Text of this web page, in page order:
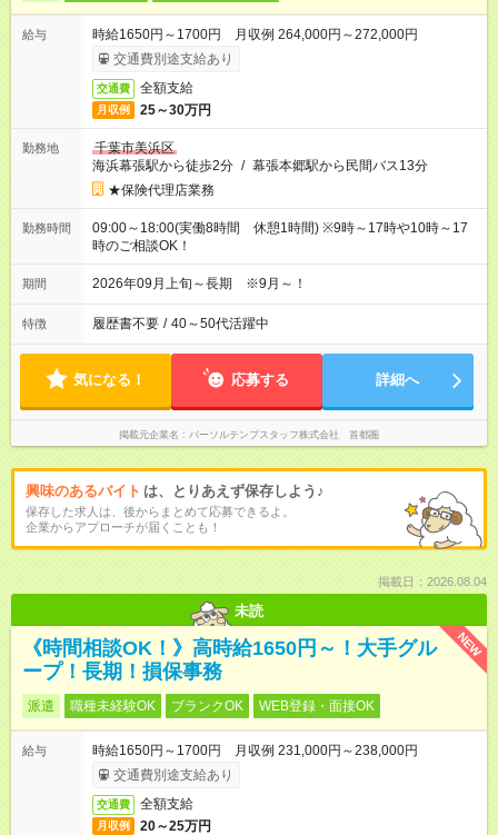
給与
時給1650円～1700円 月収例 264,000円～272,000円
交通費別途支給あり
交通費 全額支給
月収例 25～30万円
勤務地
千葉市美浜区
海浜幕張駅から徒歩2分 / 幕張本郷駅から民間バス13分
★保険代理店業務
勤務時間
09:00～18:00(実働8時間 休憩1時間) ※9時～17時や10時～17
時のご相談OK！
期間 2026年09月上旬～長期 ※9月～！
特徴 履歴書不要 / 40～50代活躍中
気になる！ 応募する 詳細へ
掲載元企業名 パーソルテンプスタッフ株式会社 首都圏
興味のあるバイト は、とりあえず保存しよう♪
保存した求人は、後からまとめて応募できるよ。
企業からアプローチが届くことも！
掲載日：2026.08.04
未読
NEW
《時間相談OK！》高時給1650円～！大手グル
ープ！長期！損保事務
派遣 職種未経験OK ブランクOK WEB登録・面接OK
給与
時給1650円～1700円 月収例 231,000円～238,000円
交通費別途支給あり
交通費 全額支給
月収例 20～25万円